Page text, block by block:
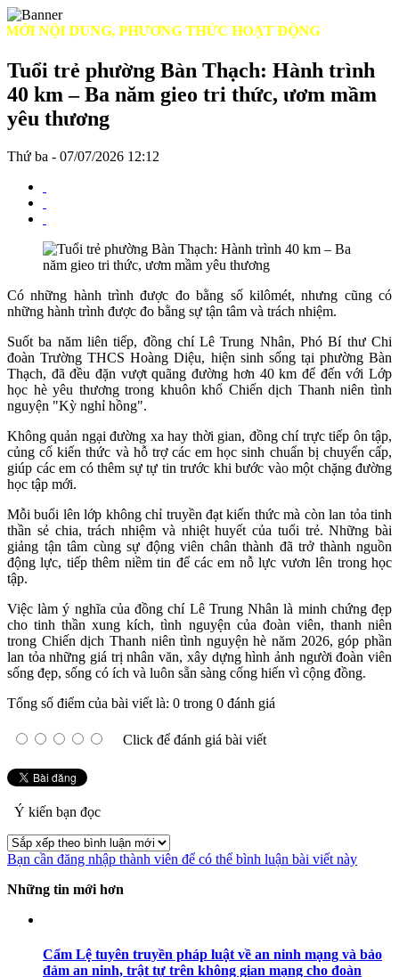
DUNG, PHƯƠNG THỨC HOẠT ĐỘNG
Tuổi trẻ phường Bàn Thạch: Hành trình
40 km – Ba năm gieo tri thức, ươm mầm
yêu thương
Thứ ba - 07/07/2026 12:12
Có những hành trình được đo bằng số kilômét, nhưng cũng có
những hành trình được đo bằng sự tận tâm và trách nhiệm.
Suốt ba năm liên tiếp, đồng chí Lê Trung Nhân, Phó Bí thư Chi
đoàn Trường THCS Hoàng Diệu, hiện sinh sống tại phường Bàn
Thạch, đã đều đặn vượt quãng đường hơn 40 km để đến với Lớp
học hè yêu thương trong khuôn khổ Chiến dịch Thanh niên tình
nguyện "Kỳ nghỉ hồng".
Không quản ngại đường xa hay thời gian, đồng chí trực tiếp ôn tập,
củng cố kiến thức và hỗ trợ các em học sinh chuẩn bị chuyển cấp,
giúp các em có thêm sự tự tin trước khi bước vào một chặng đường
học tập mới.
Mỗi buổi lên lớp không chỉ truyền đạt kiến thức mà còn lan tỏa tinh
thần sẻ chia, trách nhiệm và nhiệt huyết của tuổi trẻ. Những bài
giảng tận tâm cùng sự động viên chân thành đã trở thành nguồn
động lực, tiếp thêm niềm tin để các em nỗ lực vươn lên trong học
tập.
Việc làm ý nghĩa của đồng chí Lê Trung Nhân là minh chứng đẹp
cho tinh thần xung kích, tình nguyện của đoàn viên, thanh niên
trong Chiến dịch Thanh niên tình nguyện hè năm 2026, góp phần
lan tỏa những giá trị nhân văn, xây dựng hình ảnh người đoàn viên
sống đẹp, sống có ích và luôn sẵn sàng cống hiến vì cộng đồng.
Tổng số điểm của bài viết là: 0 trong 0 đánh giá
Click để đánh giá bài viết
Ý kiến bạn đọc
Bạn cần đăng nhập thành viên để có thể bình luận bài viết này
Những tin mới hơn
Cẩm Lệ tuyên truyền pháp luật về an ninh mạng và bảo
đảm an ninh, trật tự trên không gian mạng cho đoàn